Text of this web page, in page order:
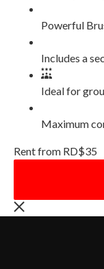
Powerful
Includes a
Ideal for
Maximum
Rent from RD$35